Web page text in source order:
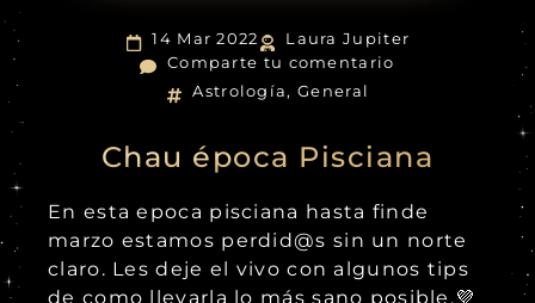
14 Mar 2022
Laura Jupiter
Comparte tu comentario
Astrología, General
Chau época Pisciana
En esta epoca pisciana hasta finde
marzo estamos perdid@s sin un norte
claro. Les deje el vivo con algunos tips
de como llevarla lo más sano posible.💜